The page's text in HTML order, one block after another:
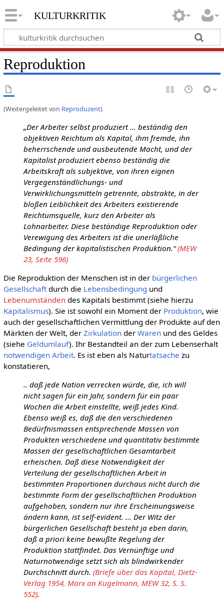
kulturkritik
Reproduktion
(Weitergeleitet von Reproduzent)
„Der Arbeiter selbst produziert ... beständig den
objektiven Reichtum als Kapital, ihm fremde, ihn
beherrschende und ausbeutende Macht, und der
Kapitalist produziert ebenso beständig die
Arbeitskraft als subjektive, von ihren eignen
Vergegenständlichungs- und
Verwirklichungsmitteln getrennte, abstrakte, in der
bloßen Leiblichkeit des Arbeiters existierende
Reichtumsquelle, kurz den Arbeiter als
Lohnarbeiter. Diese beständige Reproduktion oder
Verewigung des Arbeiters ist die unerläßliche
Bedingung der kapitalistischen Produktion.“(MEW
23, Seite 596)
Die Reproduktion der Menschen ist in der bürgerlichen
Gesellschaftdurch die Lebensbedingung und
Lebenumständendes Kapitals bestimmt (siehe hierzu
Kapitalismus). Sie ist sowohl ein Moment der Produktion, wie
auch der gesellschaftlichen Vermittlung der Produkte auf den
Märkten der Welt, der Zirkulationder Warenund des Geldes
(siehe Geldumlauf). Ihr Bestandteil an der zum Lebenserhalt
notwendigen Arbeit. Es ist eben als Naturtatsache zu
konstatieren,
.. daß jede Nation verrecken würde, die, ich will
nicht sagen für ein Jahr, sondern für ein paar
Wochen die Arbeit einstellte, weiß jedes Kind.
Ebenso weiß es, daß die den verschiedenen
Bedürfnismassen entsprechende Massen von
Produkten verschiedene und quantitativ bestimmte
Massen der gesellschaftlichen Gesamtarbeit
erheischen. Daß diese Notwendigkeit der
Verteilung der gesellschaftlichen Arbeit in
bestimmten Proportionen durchaus nicht durch die
bestimmte Form der gesellschaftlichen Produktion
aufgehoben, sondern nur ihre Erscheinungsweise
ändern kann, ist self-evident. ... Der Witz der
bürgerlichen Gesellschaft besteht ja eben darin,
daß a priori keine bewußte Regelung der
Produktion stattfindet. Das Vernünftige und
Naturnotwendige setzt sich als blindwirkender
Durchschnitt durch. (Briefe über das Kapital, Dietz-
Verlag 1954, Marx an Kugelmann, MEW 32, S. S.
552).